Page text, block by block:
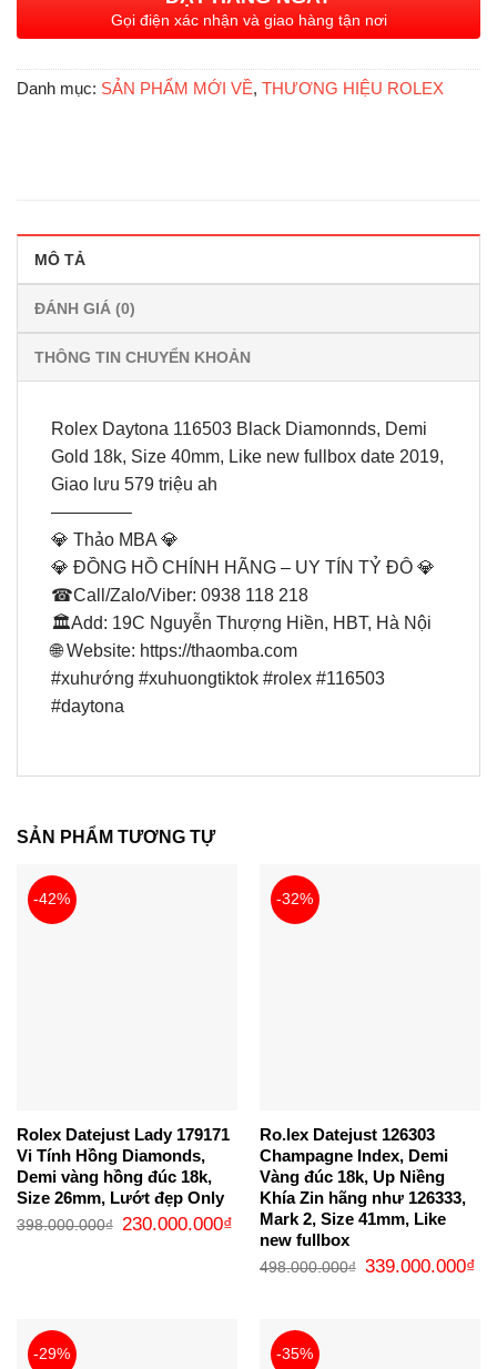
Gọi điện xác nhận và giao hàng tận nơi
Danh mục: SẢN PHẨM MỚI VỀ, THƯƠNG HIỆU ROLEX
MÔ TẢ
ĐÁNH GIÁ (0)
THÔNG TIN CHUYỂN KHOẢN
Rolex Daytona 116503 Black Diamonnds, Demi
Gold 18k, Size 40mm, Like new fullbox date 2019,
Giao lưu 579 triệu ah
————–
💎 Thảo MBA 💎
💎 ĐỒNG HỒ CHÍNH HÃNG – UY TÍN TỶ ĐÔ 💎
☎Call/Zalo/Viber: 0938 118 218
🏛Add: 19C Nguyễn Thượng Hiền, HBT, Hà Nội
🌐 Website: https://thaomba.com
#xuhướng #xuhuongtiktok #rolex #116503
#daytona
SẢN PHẨM TƯƠNG TỰ
-42%
Rolex Datejust Lady 179171
Vi Tính Hồng Diamonds,
Demi vàng hồng đúc 18k,
Size 26mm, Lướt đẹp Only
398.000.000₫
Giá
gốc
230.000.000₫Giá
hiện
-32%
Ro.lex Datejust 126303
Champagne Index, Demi
Vàng đúc 18k, Up Niềng
Khía Zin hãng như 126333,
Mark 2, Size 41mm, Like
new fullbox
498.000.000₫
Giá
gốc
339.000.000₫
-29% -35%